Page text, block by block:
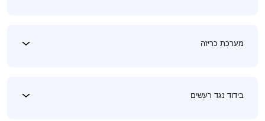
מערכת כריזה
בידוד נגד רעשים